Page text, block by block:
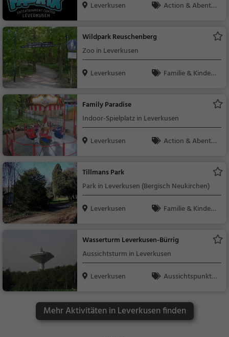
Leverkusen
Action & Abente
Wildpark Reuschenberg
Zoo in Leverkusen
Leverkusen
Familie & Kinder,
Family Paradise
Indoor-Spielplatz in Leverkusen
Leverkusen
Action & Abente
Tillmans Park
Park in Leverkusen (Bergisch Neukirchen)
Leverkusen
Familie & Kinder,
Wasserturm Leverkusen-Bürrig
Aussichtsturm in Leverkusen
Leverkusen
Aussichtspunkt, F
r
Mehr Aktivitäten in Leverkusen finden